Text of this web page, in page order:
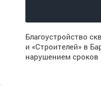
Благоустройство
и «Строителей» в
нарушением сроков